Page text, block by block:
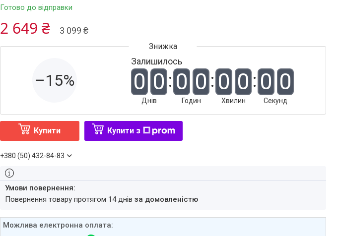
Готово до відправки
3 099 ₴
2 649 ₴
–15%
Залишилось
0 0
Днів
0 0
Годин
0 0
Хвилин
0 0
Секунд
Купити Купити з
+380 (50) 432-84-83
повернення товару протягом 14 днів за домовленістю